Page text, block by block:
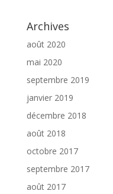
Archives
août 2020
mai 2020
septembre 2019
janvier 2019
décembre 2018
août 2018
octobre 2017
septembre 2017
août 2017